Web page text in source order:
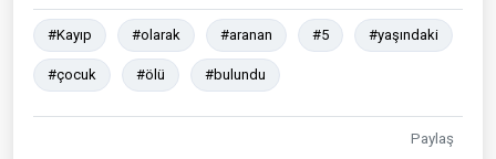
#Kayıp #olarak #aranan #5 #yaşındaki
#çocuk #ölü #bulundu
Paylaş